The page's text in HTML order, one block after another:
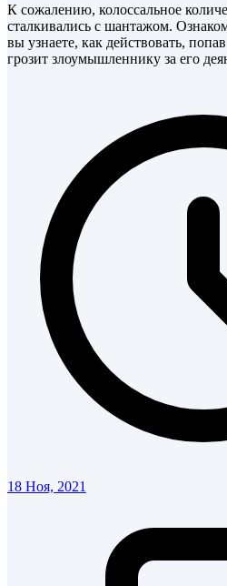
К сожалению, колоссальное
сталкивались с шантажом.
вы узнаете, как действовать,
грозит злоумышленнику за его
18 Ноя, 2021